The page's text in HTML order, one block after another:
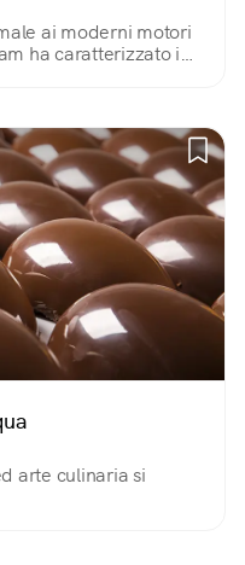
ai moderni motori
ha caratterizzato i
arte culinaria si